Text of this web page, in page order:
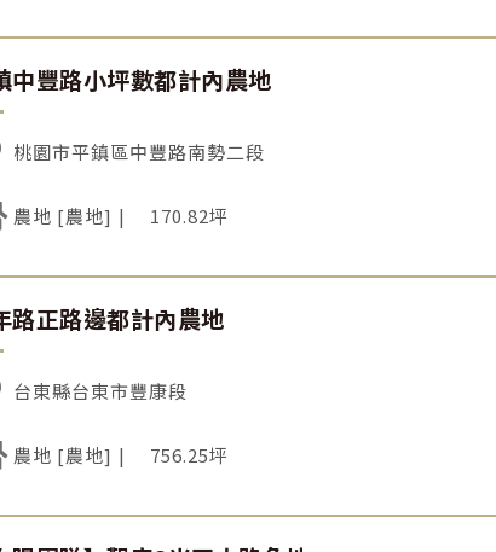
中豐路小坪數都計內農地
桃園市平鎮區中豐路南勢二段
農地 [農地] 170.82坪
路正路邊都計內農地
台東縣台東市豐康段
農地 [農地] 756.25坪